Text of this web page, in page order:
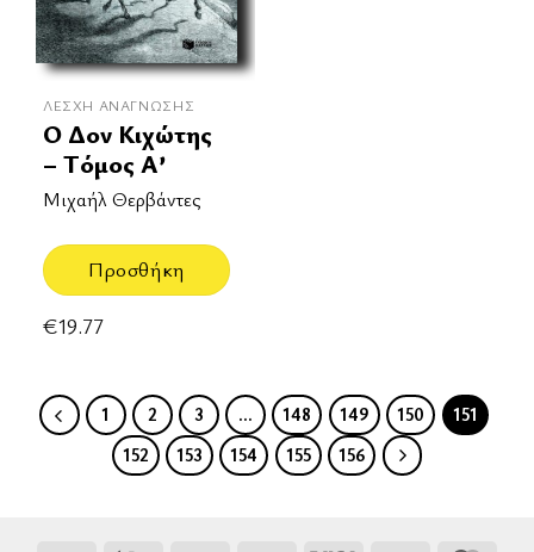
ΛΈΣΧΗ ΑΝΆΓΝΩΣΗΣ
Ο Δον Κιχώτης
– Τόμος Α’
Μιχαήλ Θερβάντες
Προσθήκη
€19.77
1 2 3 … 148 149 150
151
152
153 154 155 156